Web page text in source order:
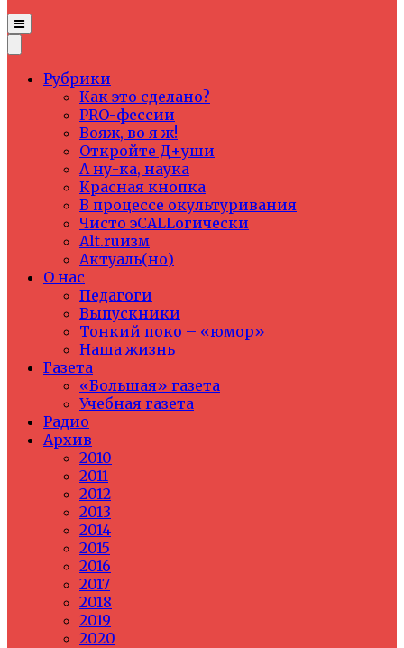
Рубрики
Как это сделано?
PRO-фессии
Вояж, во я ж!
Откройте Д+уши
А ну-ка, наука
Красная кнопка
В процессе окультуривания
Чисто эCALLогически
Alt.ruизм
Актуаль(но)
О нас
Педагоги
Выпускники
Тонкий поко – «юмор»
Наша жизнь
Газета
«Большая» газета
Учебная газета
Радио
Архив
2010
2011
2012
2013
2014
2015
2016
2017
2018
2019
2020